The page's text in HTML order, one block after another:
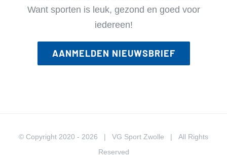
Want sporten is leuk, gezond en goed voor
iedereen!
AANMELDEN NIEUWSBRIEF
© Copyright 2020 - 2026 | VG Sport Zwolle | All Rights
Reserved